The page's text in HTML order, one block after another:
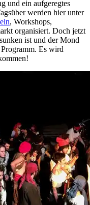
und ein aufgeregtes
werden hier unter
, Workshops,
organisiert. Doch jetzt
ist und der Mond
Es wird